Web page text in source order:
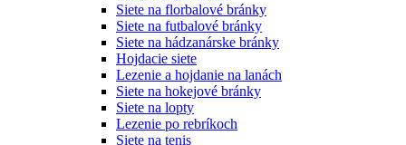
Siete na florbalové bránky
Siete na futbalové bránky
Siete na hádzanárske bránky
Hojdacie siete
Lezenie a hojdanie na lanách
Siete na hokejové bránky
Siete na lopty
Lezenie po rebríkoch
Siete na tenis